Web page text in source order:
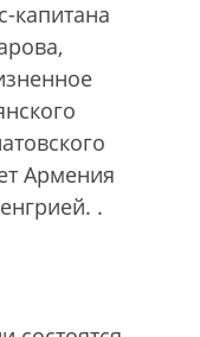
капитана
Армения
.